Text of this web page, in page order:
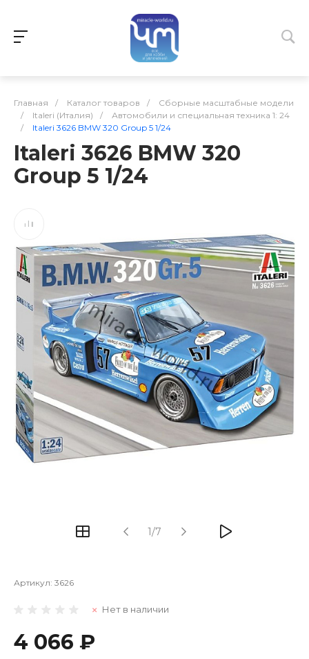
Главная / Каталог товаров /
Сборные масштабные модели
/
Italeri (Италия) /
Автомобили и специальная техника 1: 24
/
Italeri 3626 BMW 320 Group 5 1/24
Italeri 3626 BMW 320
Group 5 1/24
1/7
Артикул: 3626
Нет в наличии
4 066 ₽